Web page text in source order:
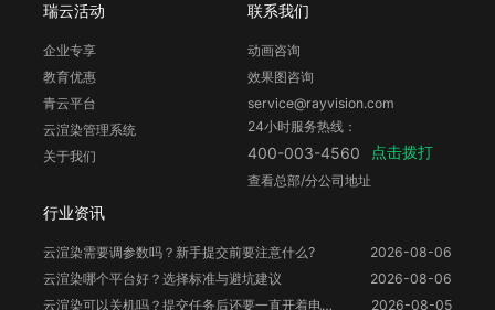
瑞云活动
企业专享
教育优惠
青云平台
云渲染管理系统
关于我们
行业资讯
云渲染需要调参数吗？新手提交前要注意什么?
2026-08-06
云渲染哪个平台好？选择标准与避坑建议
2026-08-06
云渲染可以关机吗？提交任务后还要一直开着电脑吗？
2026-08-05
联系我们
动画咨询
效果图咨询
service@rayvision.com
24小时服务热线：
400-003-4560 点击拨打
查看总部/分公司地址